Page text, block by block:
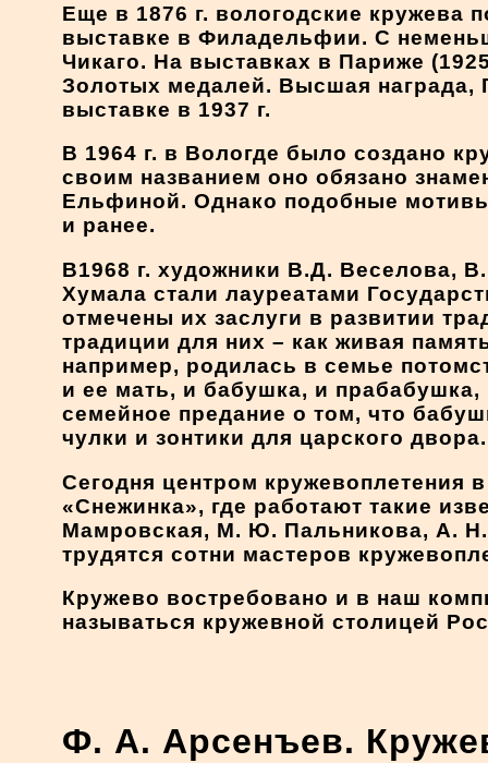
Еще в 1876 г. вологодские кружева
выставке в Филадельфии. С
Чикаго. На выставках в Париже
Золотых медалей. Высшая награда,
выставке в 1937 г.
В 1964 г. в Вологде было создано
своим названием оно обязано
Ельфиной. Однако подобные
и ранее.
В1968 г. художники В.Д. Веселова,
Хумала стали лауреатами
отмечены их заслуги в развитии
традиции для них – как живая
например, родилась в семье
и ее мать, и бабушка, и
семейное предание о том, что
чулки и зонтики для царского двора.
Сегодня центром кружевоплетения
«Снежинка», где работают такие
Мамровская, М. Ю. Пальникова, А.
трудятся сотни мастеров
Кружево востребовано и в наш
называться кружевной столицей
Ф. А. Арсенъев.